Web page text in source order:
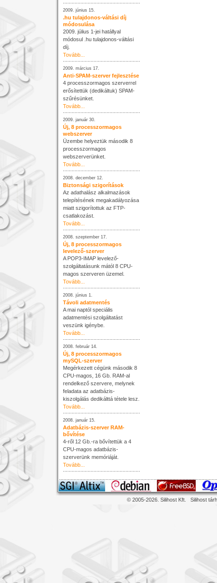
2009. június 15.
.hu tulajdonos-váltási díj
módosulása
2009. július 1-jei hatállyal
módosul .hu tulajdonos-váltási
díj.
Tovább...
2009. március 17.
Anti-SPAM-szerver fejlesztése
4 processzormagos szerverrel
erősítettük (dedikáltuk) SPAM-
szűrésünket.
Tovább...
2009. január 30.
Új, 8 processzormagos
webszerver
Üzembe helyeztük második 8
processzormagos
webszerverünket.
Tovább...
2008. december 12.
Biztonsági szigorítások
Az adathalász alkalmazások
telepítésének megakadályozása
miatt szigorítottuk az FTP-
csatlakozást.
Tovább...
2008. szeptember 17.
Új, 8 processzormagos
levelező-szerver
A POP3-IMAP levelező-
szolgáltatásunk mától 8 CPU-
magos szerveren üzemel.
Tovább...
2008. június 1.
Távoli adatmentés
A mai naptól speciális
adatmentési szolgáltatást
veszünk igénybe.
Tovább...
2008. február 14.
Új, 8 processzormagos
mySQL-szerver
Megérkezett cégünk második 8
CPU-magos, 16 Gb. RAM-al
rendelkező szervere, melynek
feladata az adatbázis-
kiszolgálás dedikálttá tétele lesz.
Tovább...
2008. január 15.
Adatbázis-szerver RAM-
bővítése
4-ről 12 Gb.-ra bővítettük a 4
CPU-magos adatbázis-
szerverünk memóriáját.
Tovább...
© 2005-2026. Silihost Kft. Silihost